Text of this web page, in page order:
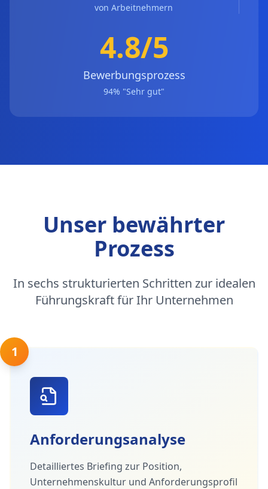
von Arbeitnehmern
4.8/5
Bewerbungsprozess
94% "Sehr gut"
Unser bewährter
Prozess
In sechs strukturierten Schritten zur idealen
Führungskraft für Ihr Unternehmen
1
Anforderungsanalyse
Detailliertes Briefing zur Position,
Unternehmenskultur und Anforderungsprofil